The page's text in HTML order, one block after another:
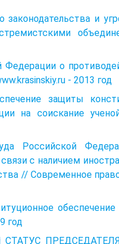
и
о
- 2013 год
защиты
на соискание
Российской
с наличием
// Современное
обеспечение
год